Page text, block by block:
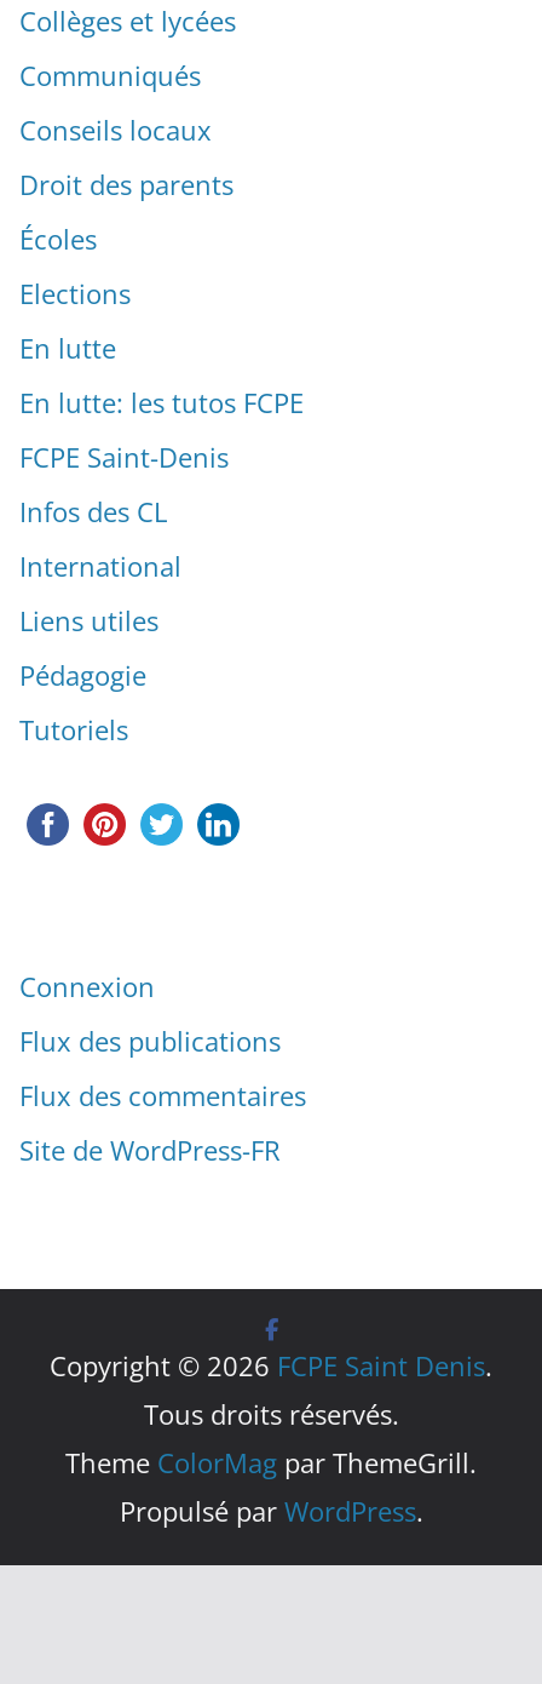
Collèges et lycées
Communiqués
Conseils locaux
Droit des parents
Écoles
Elections
En lutte
En lutte: les tutos FCPE
FCPE Saint-Denis
Infos des CL
International
Liens utiles
Pédagogie
Tutoriels
Connexion
Flux des publications
Flux des commentaires
Site de WordPress-FR
Copyright © 2026 FCPE Saint Denis.
Tous droits réservés.
Theme ColorMag par ThemeGrill.
Propulsé parWordPress.